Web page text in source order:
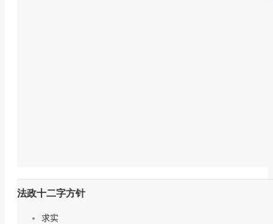
法政十二字方针
求实